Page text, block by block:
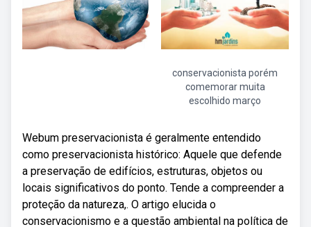
conservacionista porém
comemorar muita
escolhido março
Webum preservacionista é geralmente entendido
como preservacionista histórico: Aquele que defende
a preservação de edifícios, estruturas, objetos ou
locais significativos do ponto. Tende a compreender a
proteção da natureza,. O artigo elucida o
conservacionismo e a questão ambiental na política de